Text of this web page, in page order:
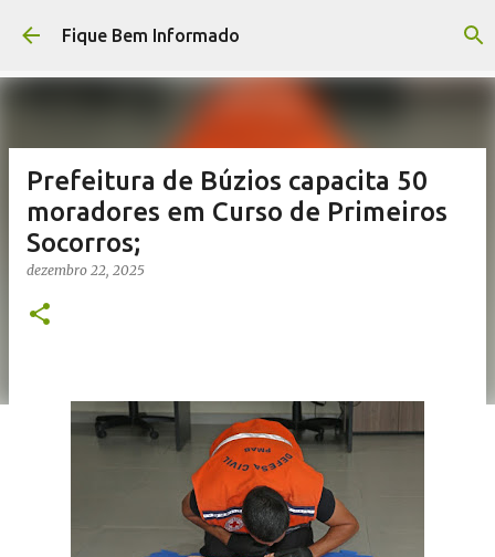
Pular para o conteúdo principal
Fique Bem Informado
Prefeitura de Búzios capacita 50
moradores em Curso de Primeiros
Socorros;
dezembro 22, 2025